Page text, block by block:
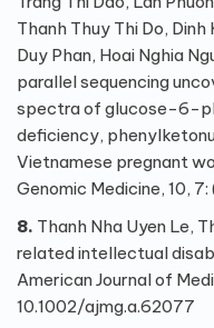
Thanh Thuy Thi Do, Dinh
Duy Phan, Hoai Nghia
parallel sequencing
spectra of glucose-6-
deficiency,
Vietnamese pregnant
Genomic Medicine, 10,
8. Thanh Nha Uyen Le,
related intellectual
American Journal of
10.1002/ajmg.a.62077